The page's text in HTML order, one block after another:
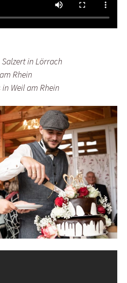
in Lörrach
Rhein
Weil am Rhein